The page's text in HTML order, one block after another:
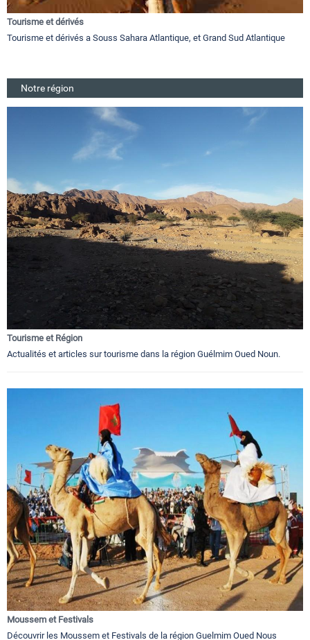
Tourisme et dérivés
Tourisme et dérivés a Souss Sahara Atlantique, et Grand Sud Atlantique
Notre région
Tourisme et Région
Actualités et articles sur tourisme dans la région Guélmim Oued Noun.
Moussem et Festivals
Découvrir les Moussem et Festivals de la région Guelmim Oued Nous